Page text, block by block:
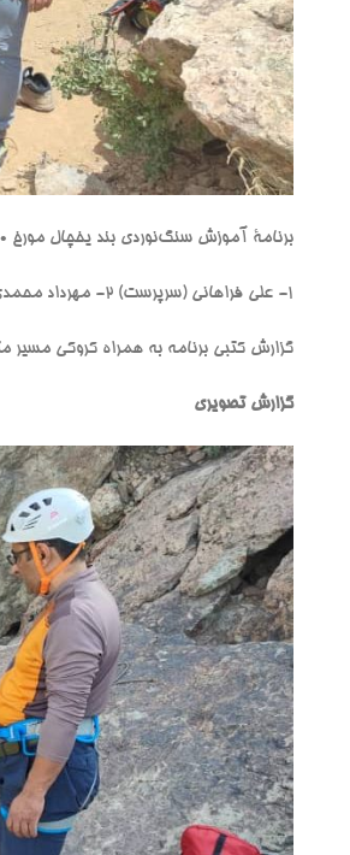
برنامۀ آموزش سنگ‌نوردی بند یخچال مورخ ۳۰ تیر ۱۴۰۲ با حضور اعضای زیر برگزار شد.
۱- علی فراهانی (سرپرست) ۲- مهرداد محمدی ٣- احسان پاکی ۴- ابراهیم محمودی ۵- فرشته علی بیگی ۶- مهدی مشایخی
گزارش کتبی برنامه به همراه کروکی مسیر
گزارش تصویری